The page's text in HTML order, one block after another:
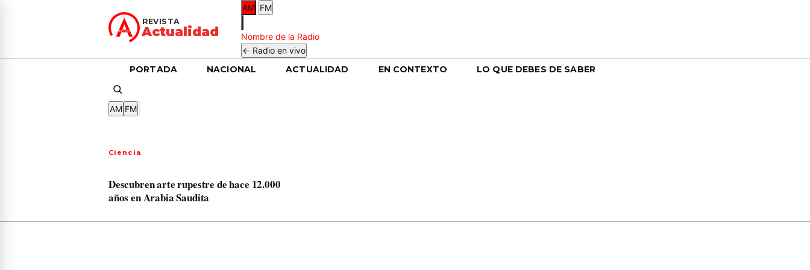
REVISTA
Actualidad
AM FM
Nombre de la Radio
← Radio en vivo
PORTADA NACIONAL ACTUALIDAD EN CONTEXTO LO QUE DEBES DE SABER
AM FM
Ciencia
Descubren arte rupestre de hace 12.000
años en Arabia Saudita